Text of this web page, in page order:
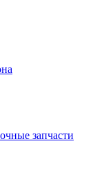
запчасти